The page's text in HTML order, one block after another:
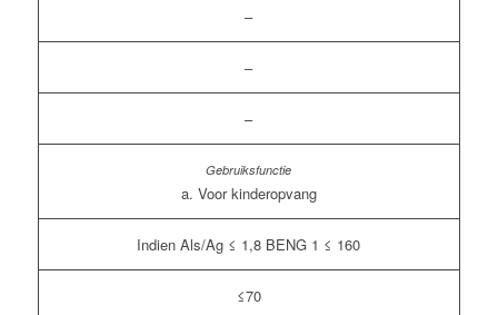
–
–
–
a. Voor kinderopvang
Indien Als/Ag ≤ 1,8 BENG 1 ≤ 160
≤70